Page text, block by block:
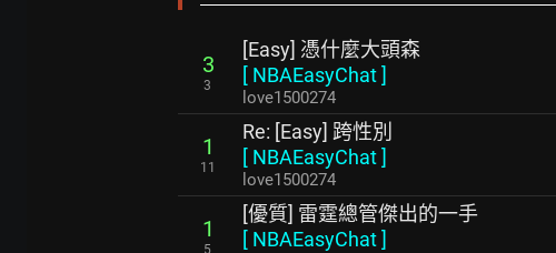
3
3
[Easy] 憑什麼大頭森
[ NBAEasyChat]
love1500274
1
11
Re: [Easy] 跨性別
[ NBAEasyChat]
love1500274
1
5
[優質] 雷霆總管傑出的一手
[ NBAEasyChat]